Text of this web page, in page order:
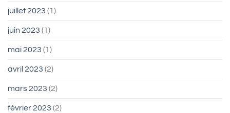
juillet 2023 (1)
juin 2023 (1)
mai 2023 (1)
avril 2023 (2)
mars 2023 (2)
février 2023 (2)